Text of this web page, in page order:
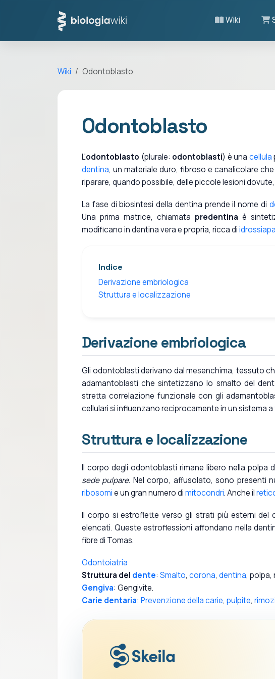
Wiki
Wiki Odontoblasto
Odontoblasto
L'odontoblasto (plurale: odontoblasti) è una cellula
dentina, un materiale duro, fibroso e canalicolare
riparare, quando possibile, delle piccole lesioni
La fase di biosintesi della dentina prende il nome di
Una prima matrice, chiamata predentina è
modificano in dentina vera e propria, ricca di
Indice
Derivazione embriologica
Struttura e localizzazione
Derivazione embriologica
Gli odontoblasti derivano dal mesenchima, tessuto
adamantoblasti che sintetizzano lo smalto del
stretta correlazione funzionale con gli
cellulari si influenzano reciprocamente in un sistema
Struttura e localizzazione
Il corpo degli odontoblasti rimane libero nella polpa
sede pulpare. Nel corpo, affusolato, sono presenti
ribosomie un gran numero dimitocondri. Anche il
Il corpo si estroflette verso gli strati più esterni del
elencati. Queste estroflessioni affondano nella
fibre di Tomas.
Odontoiatria
Struttura del dente: Smalto, corona, dentina, polpa,
Gengiva: Gengivite.
Carie dentaria: Prevenzione della carie, pulpite,